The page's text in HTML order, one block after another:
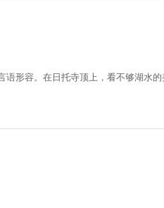
形容。在日托寺顶上，看不够湖水